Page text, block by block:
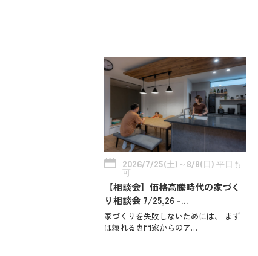
2026/7/25(土)～8/8(日) 平日も
可
【相談会】価格高騰時代の家づく
り相談会 7/25,26 -…
家づくりを失敗しないためには、 まず
は頼れる専門家からのア…